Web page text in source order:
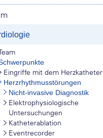
Eingriffe mit dem Herzkatheter
Herzrhythmusstörungen
Nicht-invasive Diagnostik
Elektrophysiologische
Untersuchungen
Katheterablation
Eventrecorder